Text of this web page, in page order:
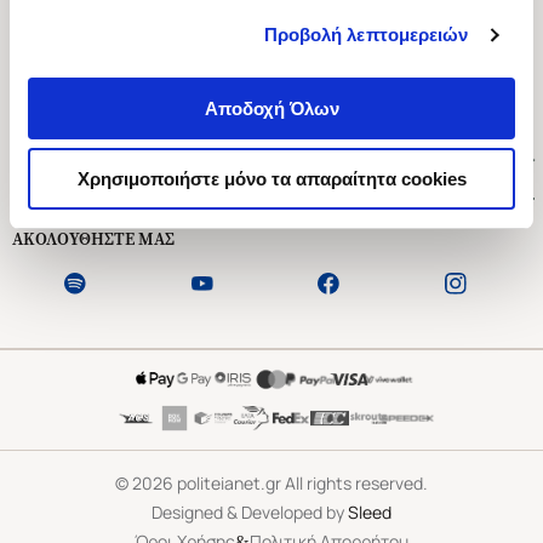
Προβολή λεπτομερειών
Αποδοχή Όλων
Χρησιμοποιήστε μόνο τα απαραίτητα cookies
Ασκληπιού 1-3, Αθήνα 106 79
Δευτέρα - Παρασκευή 09:00-21:00
Εξυπηρέτηση Πελατών
ΑΚΟΛΟΥΘΗΣΤΕ ΜΑΣ
©2026 politeianet.gr All rights reserved.
Designed & Developed bySleed